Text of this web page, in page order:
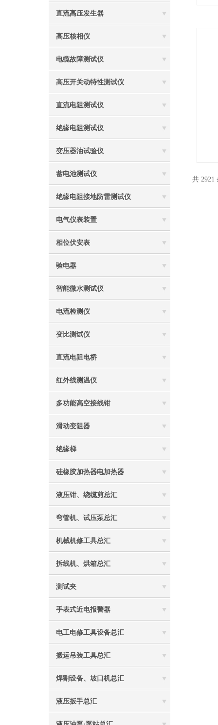
直流高压发生器
高压核相仪
电缆故障测试仪
高压开关动特性测试仪
直流电阻测试仪
绝缘电阻测试仪
变压器油试验仪
蓄电池测试仪
绝缘电阻接地防雷测试仪
电气仪表装置
相位伏安表
验电器
智能微水测试仪
电流检测仪
变比测试仪
直流电阻电桥
红外线测温仪
多功能高空接线钳
滑动变阻器
绝缘梯
硅橡胶加热器电加热器
液压钳、绕缆剪总汇
弯管机、试压泵总汇
机械机修工具总汇
拆线机、烘箱总汇
测试夹
手表式近电报警器
电工电修工具设备总汇
搬运吊装工具总汇
焊割设备、坡口机总汇
液压扳手总汇
共 2921